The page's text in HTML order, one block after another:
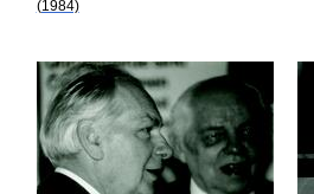
(1984)